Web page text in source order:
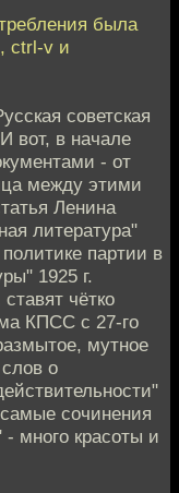
была
ctrl-v и
советская
вот, в начале
- от
между этими
Ленина
литература"
партии в
1925 г.
чётко
КПСС с 27-го
мутное
о
сочинения
много красоты и